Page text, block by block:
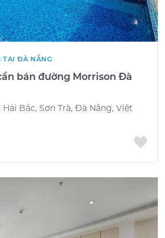
TẠI ĐÀ NẴNG
bán đường Morrison Đà
Bắc, Sơn Trà, Đà Nẵng, Việt